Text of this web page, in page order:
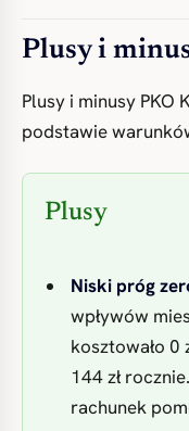
Plusy i
Plusy i minusy PKO
podstawie
Plusy
Niski próg
wpływów
kosztowało 0
144 zł
rachunek